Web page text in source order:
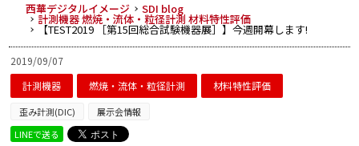
西華デジタルイメージ SDI blog
計測機器燃焼・流体・粒径計測 材料特性評価
【TEST2019 ［第15回総合試験機器展］】今週開幕します!
2019/09/07
計測機器
燃焼・流体・粒径計測 材料特性評価
歪み計測(DIC)
展示会情報
LINEで送る